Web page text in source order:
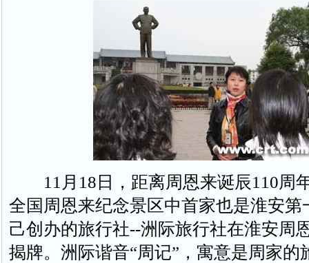
11月18日，距离周恩来诞辰110周
全国周恩来纪念景区中首家也是淮安第
己创办的旅行社--洲际旅行社在淮安周
揭牌。洲际谐音“周记”，寓意是周家的